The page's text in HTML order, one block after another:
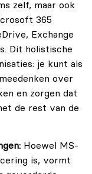
zelf, maar ook
365
Exchange
Dit holistische
je kunt als
over
en zorgen dat
de rest van de
Hoewel MS-
is, vormt